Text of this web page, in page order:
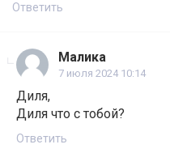
Ответить
Малика
7 июля 2024 10:14
Диля,
Диля что с тобой?
Ответить